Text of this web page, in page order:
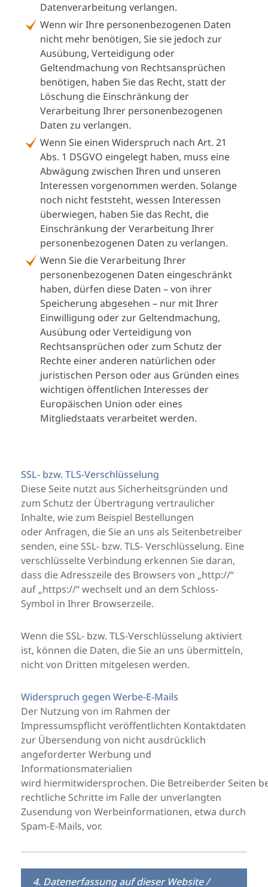
Datenverarbeitung verlangen.
Wenn wir Ihre personenbezogenen Daten
nicht mehr benötigen, Sie sie jedoch zur
Ausübung, Verteidigung oder
Geltendmachung von Rechtsansprüchen
benötigen, haben Sie das Recht, statt der
Löschung die Einschränkung der
Verarbeitung Ihrer personenbezogenen
Daten zu verlangen.
Wenn Sie einen Widerspruch nach Art. 21
Abs. 1 DSGVO eingelegt haben, muss eine
Abwägung zwischen Ihren und unseren
Interessen vorgenommen werden. Solange
noch nicht feststeht, wessen Interessen
überwiegen, haben Sie das Recht, die
Einschränkung der Verarbeitung Ihrer
personenbezogenen Daten zu verlangen.
Wenn Sie die Verarbeitung Ihrer
personenbezogenen Daten eingeschränkt
haben, dürfen diese Daten – von ihrer
Speicherung abgesehen – nur mit Ihrer
Einwilligung oder zur Geltendmachung,
Ausübung oder Verteidigung von
Rechtsansprüchen oder zum Schutz der
Rechte einer anderen natürlichen oder
juristischen Person oder aus Gründen eines
wichtigen öffentlichen Interesses der
Europäischen Union oder eines
Mitgliedstaats verarbeitet werden.
SSL- bzw. TLS-Verschlüsselung
Diese Seite nutzt aus Sicherheitsgründen und
zum Schutz der Übertragung vertraulicher
Inhalte, wie zum Beispiel Bestellungen
oder Anfragen, die Sie an uns als Seitenbetreiber
senden, eine SSL- bzw. TLS- Verschlüsselung. Eine
verschlüsselte Verbindung erkennen Sie daran,
dass die Adresszeile des Browsers von „http://“
auf „https://“ wechselt und an dem Schloss-
Symbol in Ihrer Browserzeile.
Wenn die SSL- bzw. TLS-Verschlüsselung aktiviert
ist, können die Daten, die Sie an uns übermitteln,
nicht von Dritten mitgelesen werden.
Widerspruch gegen Werbe-E-Mails
Der Nutzung von im Rahmen der
Impressumspflicht veröffentlichten Kontaktdaten
zur Übersendung von nicht ausdrücklich
angeforderter Werbung und
Informationsmaterialien
wird hiermitwidersprochen. Die Betreiberder Seiten
rechtliche Schritte im Falle der unverlangten
Zusendung von Werbeinformationen, etwa durch
Spam-E-Mails, vor.
4. Datenerfassung auf dieser Website /